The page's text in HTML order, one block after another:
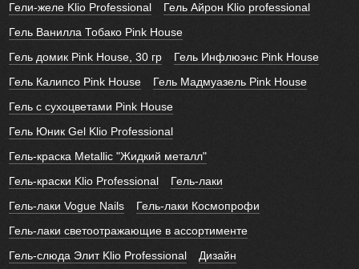
Гели-желе Klio Professional
Гель Айрон Klio professional
Гель Ванилла Тобако Pink House
Гель домик Pink House, 30 гр
Гель Инфлюэнс Pink House
Гель Калипсо Pink House
Гель Мадмуазель Pink House
Гель с сухоцветами Pink House
Гель Юник Gel Klio Professional
Гель-краска Metallic "Жидкий металл"
Гель-краски Klio Professional
Гель-лаки
Гель-лаки Vogue Nails
Гель-лаки Космопрофи
Гель-лаки светоотражающие в ассортименте
Гель-слюда Элит Klio Professional
Дизайн